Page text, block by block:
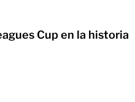
Cup en la historia